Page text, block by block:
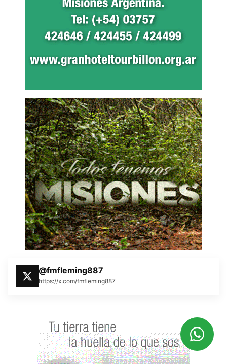
@fmfleming887
https://x.com/fmfleming887